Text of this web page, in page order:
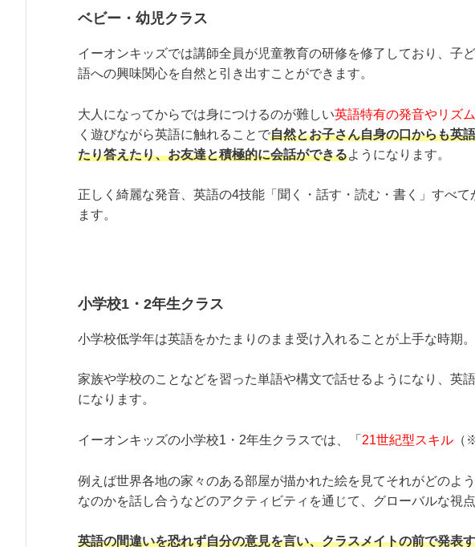
ベビー・幼児クラス
イーオンキッズでは講師全員が児童教育の研修を修了しており、子
語への興味関心を自然と引き出すことができます。
大人になってからでは身につけるのが難しい英語特有の発音やリズ
く遊びながら英語に触れることで自然とお子さん自身の口からも英
たり答えたり、お友達と積極的に会話ができるようになります。
正しく綺麗な発音、英語の4技能「聞く・話す・読む・書く」すべ
ます。
小学校1・2年生クラス
小学校低学年は英語をかたまりのまま受け入れることが上手な時期。
家族や学校のことなどを習った単語や構文で話せるようになり、英
になります。
イーオンキッズの小学校1・2年生クラスでは、「 21世紀型スキル （
例えば世界各地の家々のある部屋が描かれた絵を見てそれがどのよ
なのかを話し合うなどのアクティビティを通じて、グローバルな視
英語の間違いを恐れず自分の意見を言い、クラスメイトの前で発表